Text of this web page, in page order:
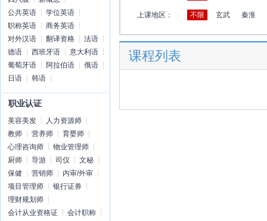
公共英语
学位英语
职称英语
商务英语
对外汉语
翻译资格
法语
德语
西班牙语
意大利语
葡萄牙语
阿拉伯语
俄语
日语
韩语
职业认证
美容美发
人力资源师
教师
营养师
育婴师
心理咨询师
物业管理师
厨师
导游 司仪
文秘
保健
营销师
内审/外审
项目管理师
银行证券
理财规划师
会计从业资格证
会计职称
上课地区： 不限 玄武 秦淮
课程列表